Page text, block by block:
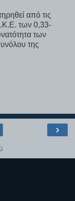
από τις
των 0,33-
των
της
›